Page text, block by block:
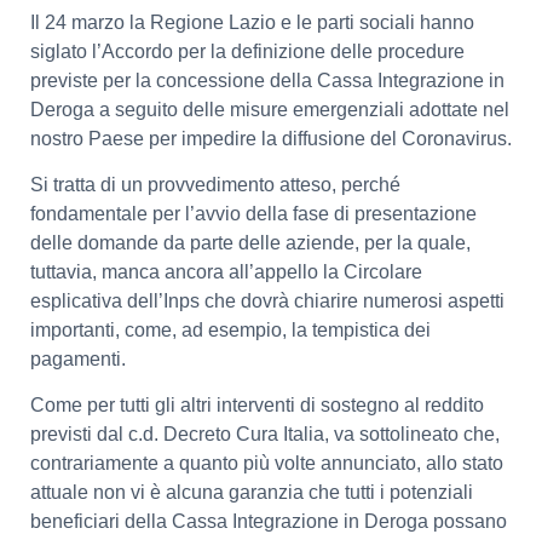
Il 24 marzo la Regione Lazio e le parti sociali hanno
siglato l’Accordo per la definizione delle procedure
previste per la concessione della Cassa Integrazione in
Deroga a seguito delle misure emergenziali adottate nel
nostro Paese per impedire la diffusione del Coronavirus.
Si tratta di un provvedimento atteso, perché
fondamentale per l’avvio della fase di presentazione
delle domande da parte delle aziende, per la quale,
tuttavia, manca ancora all’appello la Circolare
esplicativa dell’Inps che dovrà chiarire numerosi aspetti
importanti, come, ad esempio, la tempistica dei
pagamenti.
Come per tutti gli altri interventi di sostegno al reddito
previsti dal c.d. Decreto Cura Italia, va sottolineato che,
contrariamente a quanto più volte annunciato, allo stato
attuale non vi è alcuna garanzia che tutti i potenziali
beneficiari della Cassa Integrazione in Deroga possano